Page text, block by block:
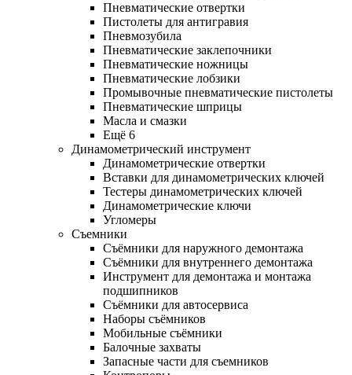
Пневматические отвертки
Пистолеты для антигравия
Пневмозубила
Пневматические заклепочники
Пневматические ножницы
Пневматические лобзики
Промывочные пневматические пистолеты
Пневматические шприцы
Масла и смазки
Ещё 6
Динамометрический инструмент
Динамометрические отвертки
Вставки для динамометрических ключей
Тестеры динамометрических ключей
Динамометрические ключи
Угломеры
Съемники
Съёмники для наружного демонтажа
Съёмники для внутреннего демонтажа
Инструмент для демонтажа и монтажа
подшипников
Съёмники для автосервиса
Наборы съёмников
Мобильные съёмники
Балочные захваты
Запасные части для съемников